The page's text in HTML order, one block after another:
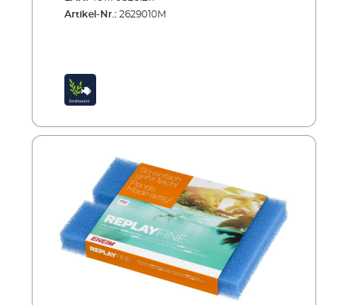
etc.), existen, adaptados a los filtros,
especiales esponjas de carbón activo.
uso de medicamentos. Las esponjas filtrantes
se deberían emplear sólo durante un tiempo
retirarlos o reemplazarlos.
Artikel-Nr.: 2629010M